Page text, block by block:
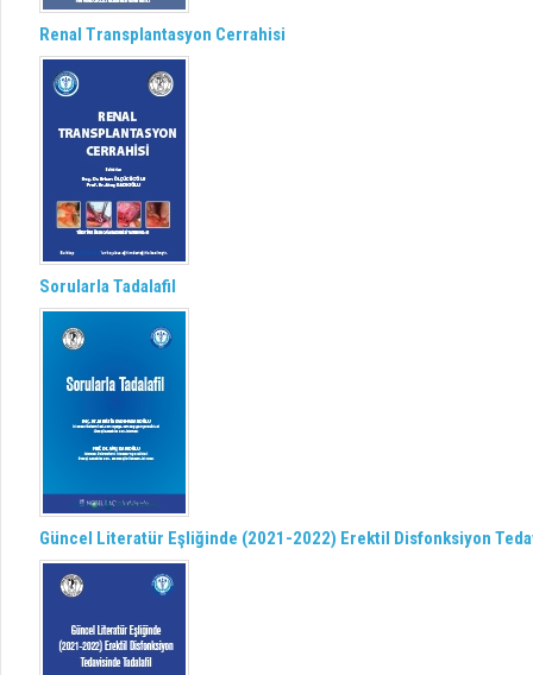
Renal Transplantasyon Cerrahisi
Sorularla Tadalafil
Güncel Literatür Eşliğinde (2021-2022) Erektil Disfonksiyon